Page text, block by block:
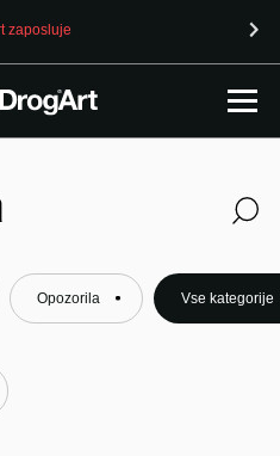
CMC prodan kot MDMA v Ljubljani
Opozorila Vse kategorije